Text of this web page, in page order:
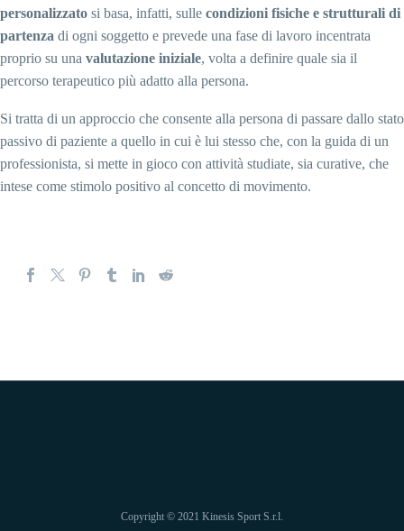
personalizzato si basa, infatti, sulle condizioni fisiche e strutturali di
partenza di ogni soggetto e prevede una fase di lavoro incentrata
proprio su una valutazione iniziale, volta a definire quale sia il
percorso terapeutico più adatto alla persona.
Si tratta di un approccio che consente alla persona di passare dallo stato
passivo di paziente a quello in cui è lui stesso che, con la guida di un
professionista, si mette in gioco con attività studiate, sia curative, che
intese come stimolo positivo al concetto di movimento.
Copyright © 2021 Kinesis Sport S.r.l.